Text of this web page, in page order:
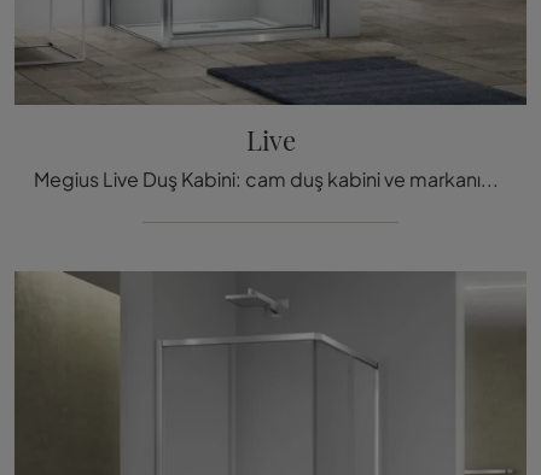
Live
Megius Live Duş Kabini: cam duş kabini ve markanın aksesuarları hakkında bilgi almak için tıklayın.